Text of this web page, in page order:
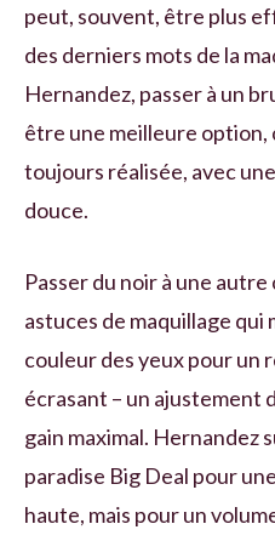
peut, souvent, être plus
des derniers mots de la
Hernandez, passer à un
être une meilleure option,
toujours réalisée, avec
douce.
Passer du noir à une
astuces de maquillage
couleur des yeux pour un
écrasant – un ajustement
gain maximal. Hernandez
paradise Big Deal pour
haute, mais pour un